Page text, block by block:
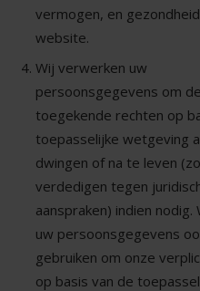
vermogen, en
website.
Wij verwerken uw
persoonsgegevens om de
toegekende rechten op
toepasselijke wetgeving
dwingen of na te leven
verdedigen tegen
aanspraken) indien nodig.
uw persoonsgegevens
gebruiken om onze
op basis van de